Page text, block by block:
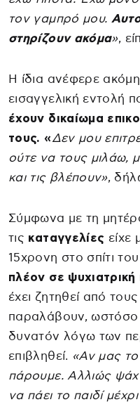
τον γαμπρό μου.
στηρίζουν ακόμα»,
Η ίδια ανέφερε
εισαγγελική εντολή
έχουν δικαίωμα
τους. «Δεν μου
ούτε να τους μιλάω,
και τις βλέπουν»,
Σύμφωνα με τη
τις καταγγελίες είχε
15χρονη στο σπίτι
πλέον σε ψυχιατρική
έχει ζητηθεί από
παραλάβουν, ωστόσο
δυνατόν λόγω των
επιβληθεί. «Αν μας
πάρουμε. Αλλιώς
να πάει το παιδί